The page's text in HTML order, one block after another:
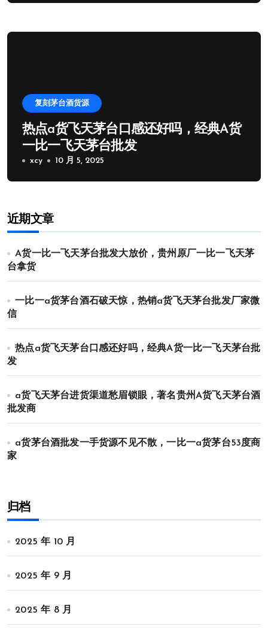
复刻茅台酒货源
热点a货飞天茅台口感还好吗，经典A货
一比一飞天茅台批发
xcy 10 月 5, 2025
近期文章
A货一比一飞天茅台批发大放价，贵州原厂一比一飞天茅
台拿货
一比一a货茅台酒石破天惊，热销a货飞天茅台批发厂家微
信
热点a货飞天茅台口感还好吗，经典A货一比一飞天茅台批
发
a货飞天茅台进货渠道愁眉锁眼，著名贵州A货飞天茅台酒
批发商
a货茅台酒批发一手货源不见不散，一比一a货茅台53度商
家
归档
2025 年 10 月
2025 年 9 月
2025 年 8 月